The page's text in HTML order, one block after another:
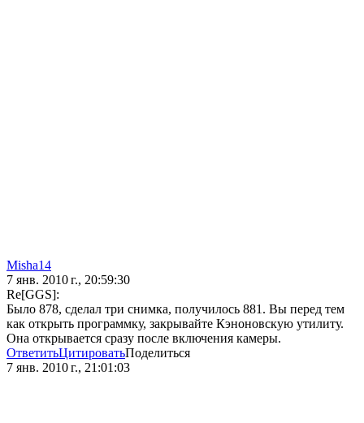
Misha14
7 янв. 2010 г., 20:59:30
Re[GGS]:
Было 878, сделал три снимка, получилось 881. Вы перед тем
как открыть программку, закрывайте Кэноновскую утилиту.
Она открывается сразу после включения камеры.
ОтветитьЦитироватьПоделиться
7 янв. 2010 г., 21:01:03